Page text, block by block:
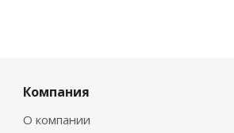
Компания
О компании